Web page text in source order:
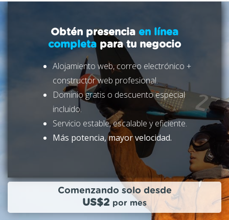
Obtén presencia en línea
completa para tu negocio
Alojamiento web, correo electrónico +
constructor web profesional.
Dominio gratis o descuento especial
incluido.
Servicio estable, escalable y eficiente.
Más potencia, mayor velocidad.
Comenzando solo desde
US$2 por mes